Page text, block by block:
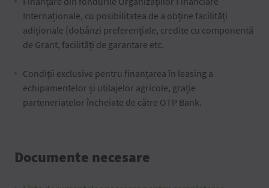
Internaționale, cu posibilitatea de a obține facilități
adiționale (dobânzi preferențiale, credite cu componentă
de Grant, facilități de garantare etc.
Condiții exclusive pentru finanțarea în leasing a
echipamentelor și utilajelor agricole, grație
parteneriatelor încheiate de către OTP Bank.
Documente necesare